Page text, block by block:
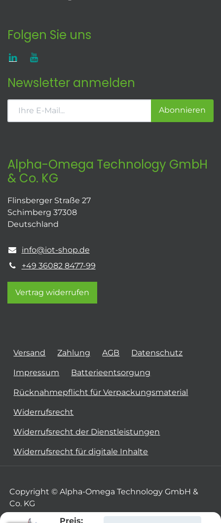
Preis:
Folgen Sie uns
Newsletter anmelden
Abonnieren
Alpha-Omega Technology GmbH
& Co. KG
Flinsberger Straße 27
Schimberg 37308
Deutschland
info@iot-shop.de
+49 36082 8477-99
Vertrag widerrufen
Versand Zahlung AGB Datenschutz
Impressum Batterieentsorgung
Rücknahmepflicht für Verpackungsmaterial
Widerrufsrecht
Widerrufsrecht der Dienstleistungen
Widerrufsrecht für digitale Inhalte
Copyright © Alpha-Omega Technology GmbH &
Co. KG